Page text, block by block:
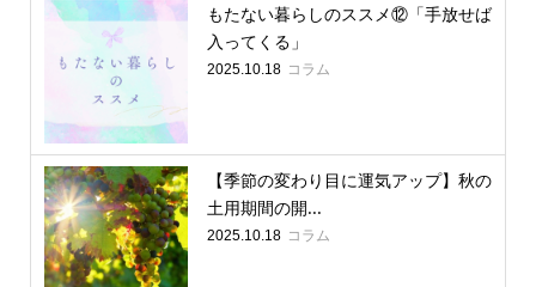
もたない暮らしのススメ⑫「手放せば
入ってくる」
2025.10.18 コラム
【季節の変わり目に運気アップ】秋の
土用期間の開...
2025.10.18 コラム